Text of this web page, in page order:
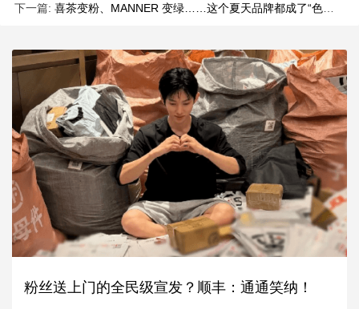
下一篇: 喜茶变粉、MANNER 变绿……这个夏天品牌都成了“色彩大师”
粉丝送上门的全民级宣发？顺丰：通通笑纳！